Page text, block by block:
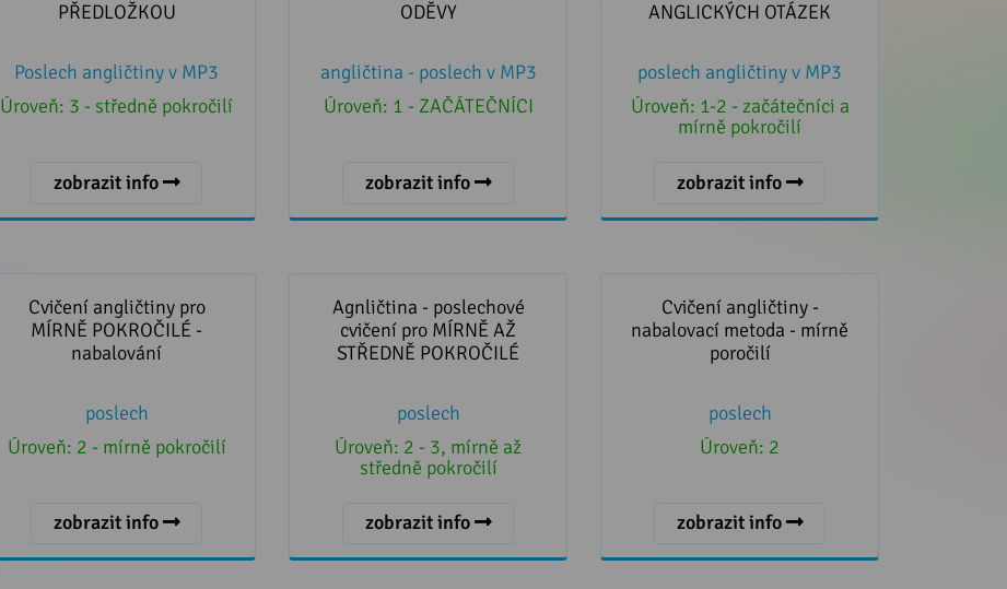
PŘEDLOŽKOU
Poslech angličtiny v MP3
Úroveň: 3 - středně pokročilí
zobrazit info
ODĚVY
angličtina - poslech v MP3
Úroveň: 1 - ZAČÁTEČNÍCI
zobrazit info
ANGLICKÝCH OTÁZEK
poslech angličtiny v MP3
Úroveň: 1-2 - začátečníci a
mírně pokročilí
zobrazit info
POKROČILÉ - nabalování
Cvičení angličtiny pro
MÍRNĚ POKROČILÉ -
nabalování
poslech
Úroveň: 2 - mírně pokročilí
zobrazit info
pro MÍRNĚ AŽ STŘEDNĚ
POKROČILÉ
Agnličtina - poslechové
cvičení pro MÍRNĚ AŽ
STŘEDNĚ POKROČILÉ
poslech
Úroveň: 2 - 3, mírně až
středně pokročilí
zobrazit info
metoda - mírně poročilí
Cvičení angličtiny -
nabalovací metoda - mírně
poročilí
poslech
Úroveň: 2
zobrazit info